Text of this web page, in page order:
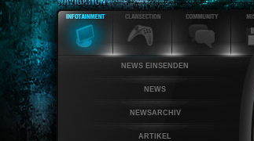
NEWS EINSENDEN
NEWS
NEWSARCHIV
ARTIKEL